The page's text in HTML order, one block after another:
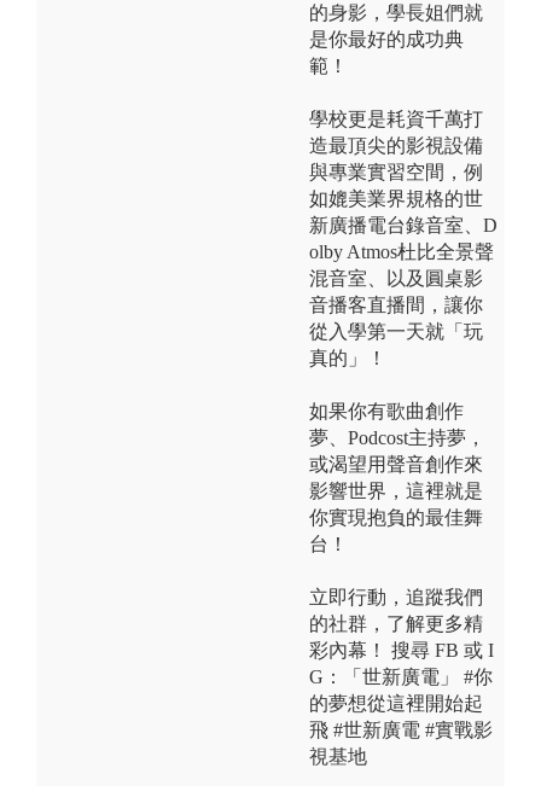
的身影，學長姐們就
是你最好的成功典
範！
學校更是耗資千萬打
造最頂尖的影視設備
與專業實習空間，例
如媲美業界規格的世
新廣播電台錄音室、D
olby Atmos杜比全景聲
混音室、以及圓桌影
音播客直播間，讓你
從入學第一天就「玩
真的」！
如果你有歌曲創作
夢、Podcost主持夢，
或渴望用聲音創作來
影響世界，這裡就是
你實現抱負的最佳舞
台！
立即行動，追蹤我們
的社群，了解更多精
彩內幕！ 搜尋 FB 或 I
G：「世新廣電」 #你
的夢想從這裡開始起
飛 #世新廣電 #實戰影
視基地